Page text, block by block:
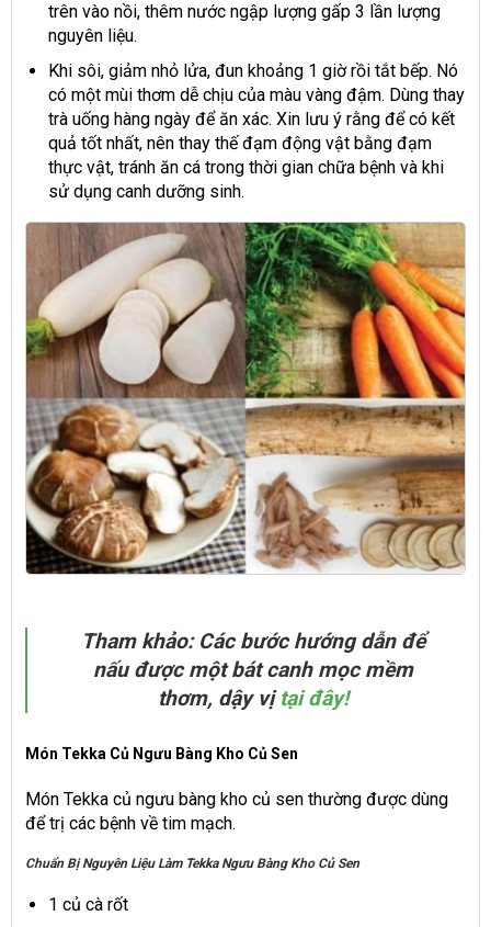
trên vào nồi, thêm nước ngập lượng gấp 3 lần lượng
nguyên liệu.
Khi sôi, giảm nhỏ lửa, đun khoảng 1 giờ rồi tắt bếp. Nó
có một mùi thơm dễ chịu của màu vàng đậm. Dùng thay
trà uống hàng ngày để ăn xác. Xin lưu ý rằng để có kết
quả tốt nhất, nên thay thế đạm động vật bằng đạm
thực vật, tránh ăn cá trong thời gian chữa bệnh và khi
sử dụng canh dưỡng sinh.
Tham khảo: Các bước hướng dẫn để
nấu được một bát canh mọc mềm
thơm, dậy vịtại đây!
Món Tekka Củ Ngưu Bàng Kho Củ Sen
Món Tekka củ ngưu bàng kho củ sen thường được dùng
để trị các bệnh về tim mạch.
Chuẩn Bị Nguyên Liệu Làm Tekka Ngưu Bàng Kho Củ Sen
1 củ cà rốt